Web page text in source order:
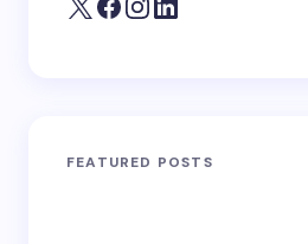
FEATURED POSTS